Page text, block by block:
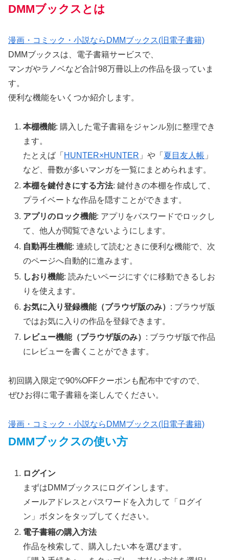
DMMブックスとは
漫画・コミック・小説ならDMMブックス(旧電子書籍)
DMMブックスは、電子書籍サービスで、
マンガやラノベなど合計98万冊以上の作品を扱っていま
す。
便利な機能をいくつか紹介します。
本棚機能: 購入した電子書籍をジャンル別に整理でき
ます。
たとえば「 HUNTER×HUNTER 」や「 夏目友人帳 」
など、冊数が多いマンガを一覧にまとめられます。
本棚を鍵付きにする方法: 鍵付きの本棚を作成して、
プライベートな作品を隠すことができます。
アプリのロック機能: アプリをパスワードでロックし
て、他人が閲覧できないようにします。
自動再生機能: 連続して読むときに便利な機能で、次
のページへ自動的に進みます。
しおり機能: 読みたいページにすぐに移動できるしお
りを使えます。
お気に入り登録機能（ブラウザ版のみ） : ブラウザ版
ではお気に入りの作品を登録できます。
レビュー機能（ブラウザ版のみ） : ブラウザ版で作品
にレビューを書くことができます。
初回購入限定で90%OFFクーポンも配布中ですので、
ぜひお得に電子書籍を楽しんでください。
漫画・コミック・小説ならDMMブックス(旧電子書籍)
DMMブックスの使い方
ログイン
まずはDMMブックスにログインします。
メールアドレスとパスワードを入力して「ログイ
ン」ボタンをタップしてください。
電子書籍の購入方法
作品を検索して、購入したい本を選びます。